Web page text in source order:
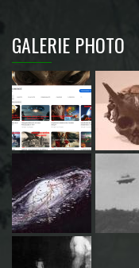
GALERIE PHOTO